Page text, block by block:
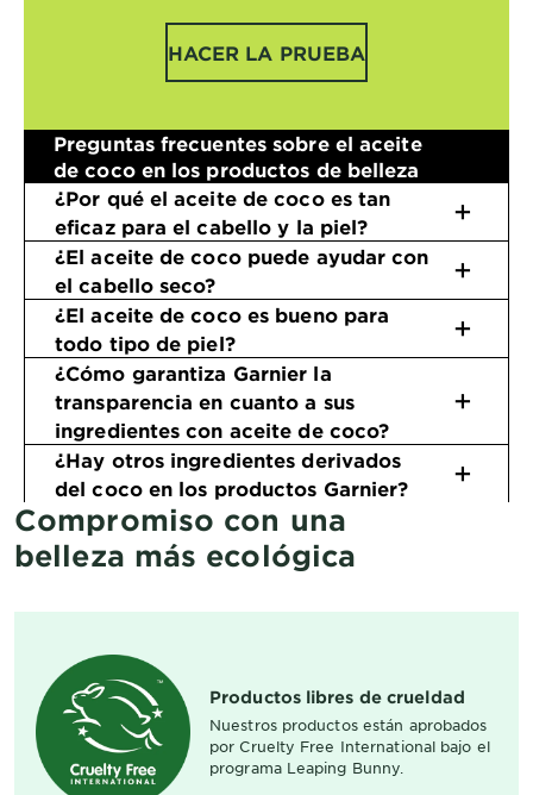
HACER LA PRUEBA
Preguntas frecuentes sobre el aceite
de coco en los productos de belleza
¿Por qué el aceite de coco es tan
eficaz para el cabello y la piel?
¿El aceite de coco puede ayudar con
el cabello seco?
¿El aceite de coco es bueno para
todo tipo de piel?
¿Cómo garantiza Garnier la
transparencia en cuanto a sus
ingredientes con aceite de coco?
¿Hay otros ingredientes derivados
del coco en los productos Garnier?
Compromiso con una
belleza más ecológica
Productos libres de crueldad
Nuestros productos están aprobados
por Cruelty Free International bajo el
programa Leaping Bunny.